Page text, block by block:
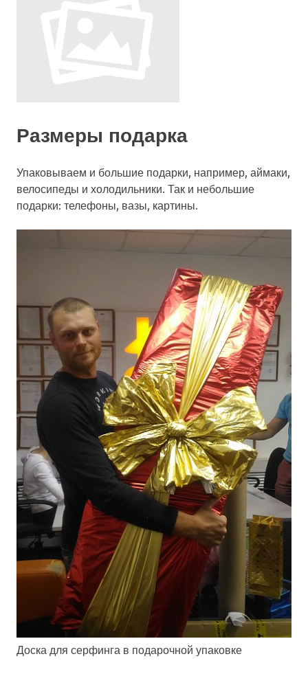
Размеры подарка
Упаковываем и большие подарки, например, аймаки,
велосипеды и холодильники. Так и небольшие
подарки: телефоны, вазы, картины.
Доска для серфинга в подарочной упаковке